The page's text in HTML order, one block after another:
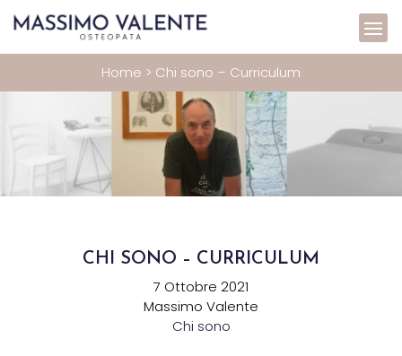
Home > Chi sono – Curriculum
CHI SONO – CURRICULUM
7 Ottobre 2021
Massimo Valente
Chi sono